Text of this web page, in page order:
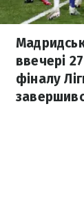
ввечері
фіналу